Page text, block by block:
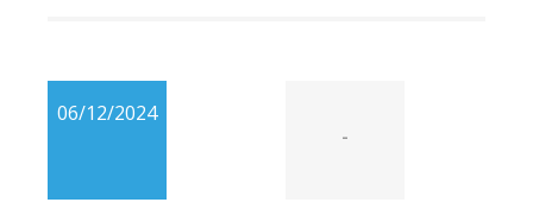
06/12/2024
-